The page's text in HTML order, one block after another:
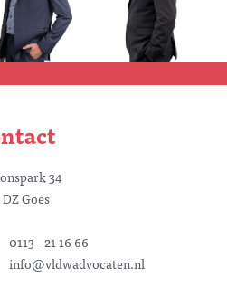
34
Goes
0113 - 21 16 66
info@vldwadvocaten.nl